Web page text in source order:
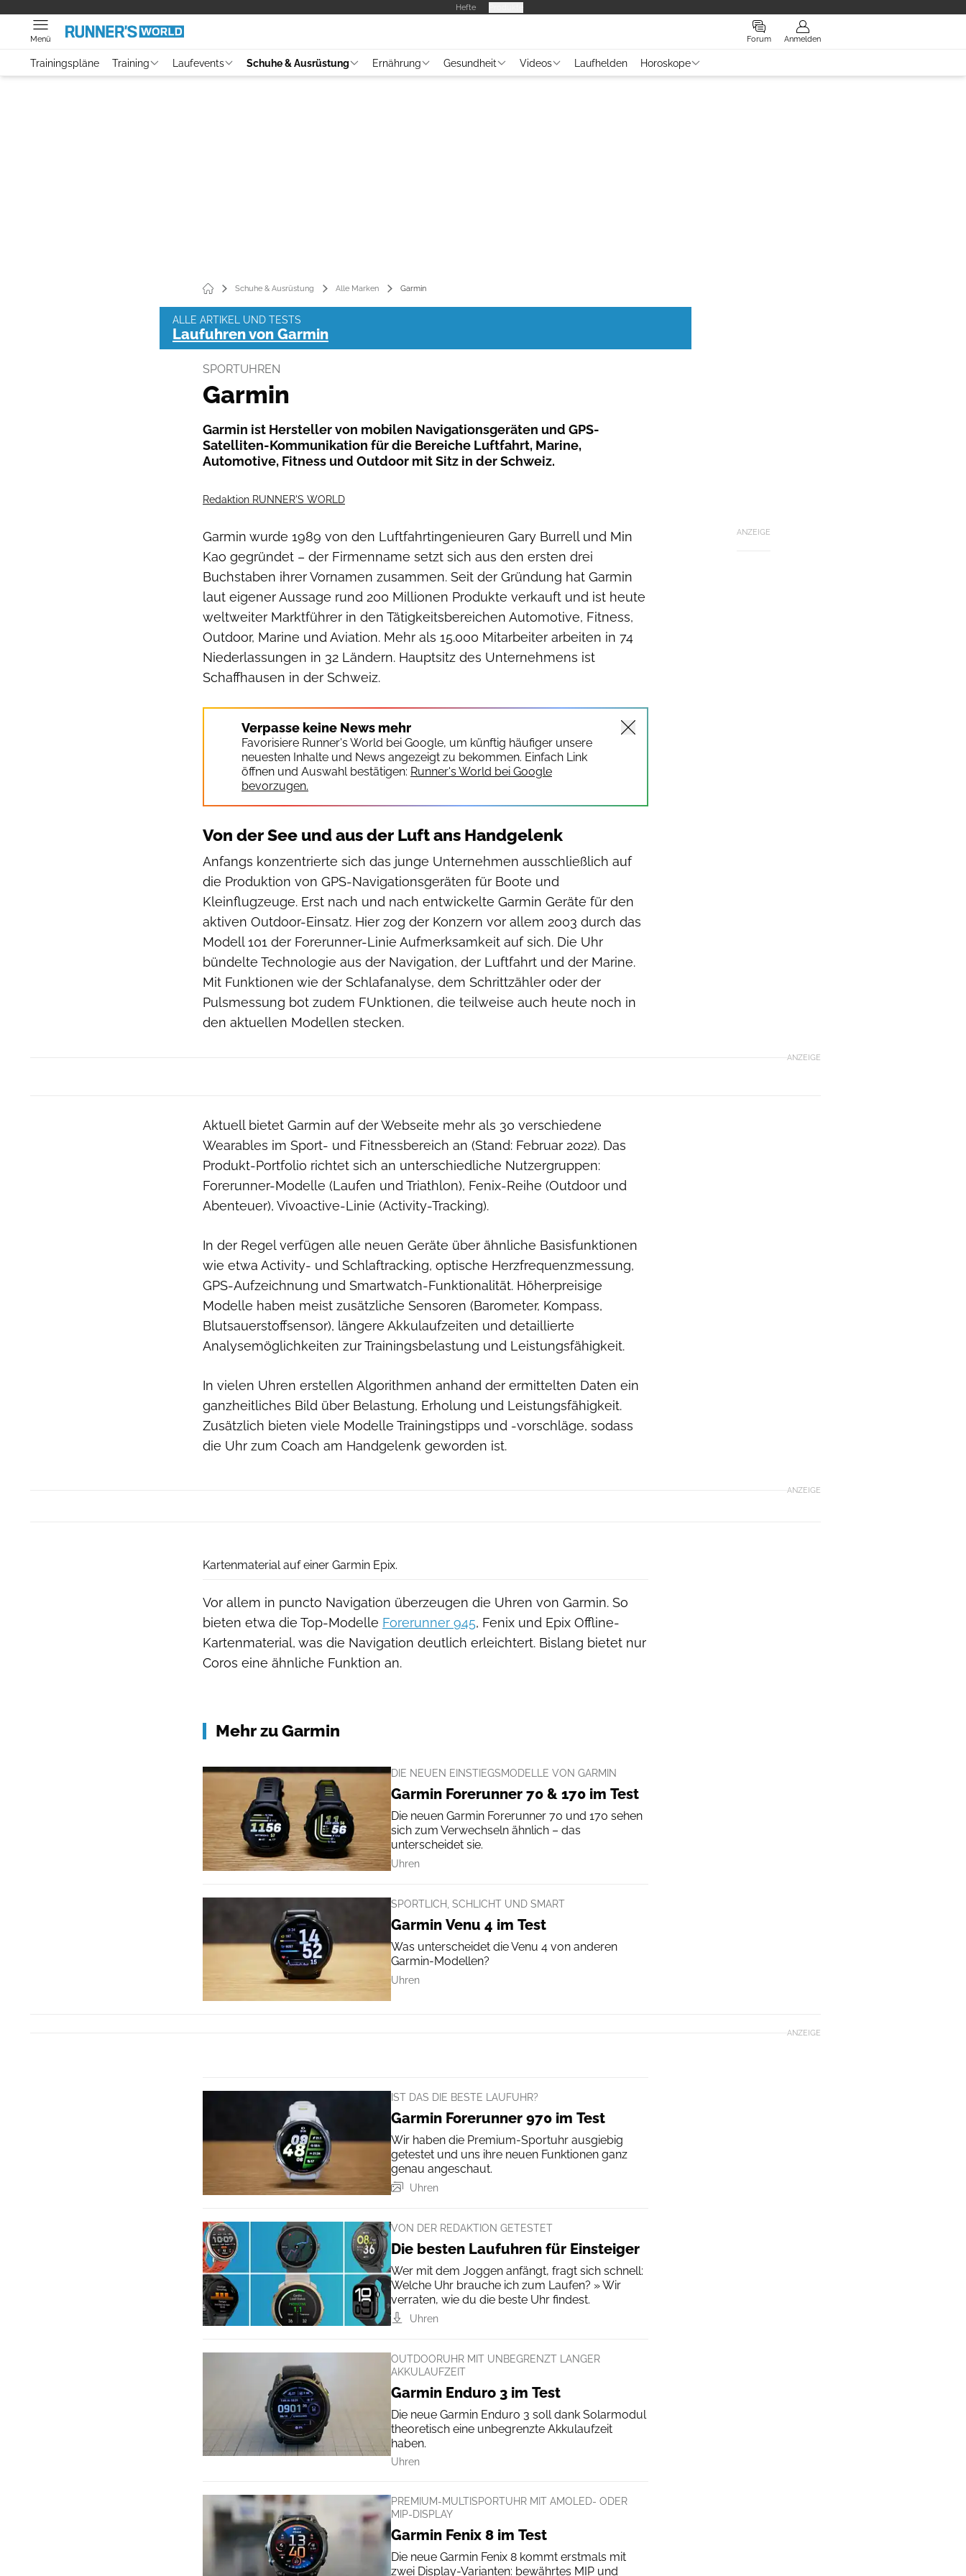
Hefte
Forum Anmelden
Menü
Trainingspläne Training Laufevents Schuhe & Ausrüstung Ernährung Gesundheit Videos Laufhelden Horoskope
Schuhe & Ausrüstung Alle Marken Garmin
ALLE ARTIKEL UND TESTS
Laufuhren von Garmin
SPORTUHREN
Garmin
Garmin ist Hersteller von mobilen Navigationsgeräten und GPS-
Satelliten-Kommunikation für die Bereiche Luftfahrt, Marine,
Automotive, Fitness und Outdoor mit Sitz in der Schweiz.
Redaktion RUNNER'S WORLD
ANZEIGE
Garmin wurde 1989 von den Luftfahrtingenieuren Gary Burrell und Min
Kao gegründet – der Firmenname setzt sich aus den ersten drei
Buchstaben ihrer Vornamen zusammen. Seit der Gründung hat Garmin
laut eigener Aussage rund 200 Millionen Produkte verkauft und ist heute
weltweiter Marktführer in den Tätigkeitsbereichen Automotive, Fitness,
Outdoor, Marine und Aviation. Mehr als 15.000 Mitarbeiter arbeiten in 74
Niederlassungen in 32 Ländern. Hauptsitz des Unternehmens ist
Schaffhausen in der Schweiz.
Verpasse keine News mehr
Favorisiere Runner's World bei Google, um künftig häufiger unsere
neuesten Inhalte und News angezeigt zu bekommen. Einfach Link
öffnen und Auswahl bestätigen: Runner's World bei Google
bevorzugen.
Von der See und aus der Luft ans Handgelenk
Anfangs konzentrierte sich das junge Unternehmen ausschließlich auf
die Produktion von GPS-Navigationsgeräten für Boote und
Kleinflugzeuge. Erst nach und nach entwickelte Garmin Geräte für den
aktiven Outdoor-Einsatz. Hier zog der Konzern vor allem 2003 durch das
Modell 101 der Forerunner-Linie Aufmerksamkeit auf sich. Die Uhr
bündelte Technologie aus der Navigation, der Luftfahrt und der Marine.
Mit Funktionen wie der Schlafanalyse, dem Schrittzähler oder der
Pulsmessung bot zudem FUnktionen, die teilweise auch heute noch in
den aktuellen Modellen stecken.
ANZEIGE
Aktuell bietet Garmin auf der Webseite mehr als 30 verschiedene
Wearables im Sport- und Fitnessbereich an (Stand: Februar 2022). Das
Produkt-Portfolio richtet sich an unterschiedliche Nutzergruppen:
Forerunner-Modelle (Laufen und Triathlon), Fenix-Reihe (Outdoor und
Abenteuer), Vivoactive-Linie (Activity-Tracking).
In der Regel verfügen alle neuen Geräte über ähnliche Basisfunktionen
wie etwa Activity- und Schlaftracking, optische Herzfrequenzmessung,
GPS-Aufzeichnung und Smartwatch-Funktionalität. Höherpreisige
Modelle haben meist zusätzliche Sensoren (Barometer, Kompass,
Blutsauerstoffsensor), längere Akkulaufzeiten und detaillierte
Analysemöglichkeiten zur Trainingsbelastung und Leistungsfähigkeit.
In vielen Uhren erstellen Algorithmen anhand der ermittelten Daten ein
ganzheitliches Bild über Belastung, Erholung und Leistungsfähigkeit.
Zusätzlich bieten viele Modelle Trainingstipps und -vorschläge, sodass
die Uhr zum Coach am Handgelenk geworden ist.
ANZEIGE
Kartenmaterial auf einer Garmin Epix.
Vor allem in puncto Navigation überzeugen die Uhren von Garmin. So
bieten etwa die Top-Modelle Forerunner 945, Fenix und Epix Offline-
Kartenmaterial, was die Navigation deutlich erleichtert. Bislang bietet nur
Coros eine ähnliche Funktion an.
Mehr zu Garmin
DIE NEUEN EINSTIEGSMODELLE VON GARMIN
Garmin Forerunner 70 & 170 im Test
Die neuen Garmin Forerunner 70 und 170 sehen
sich zum Verwechseln ähnlich – das
unterscheidet sie.
Uhren
SPORTLICH, SCHLICHT UND SMART
Garmin Venu 4 im Test
Was unterscheidet die Venu 4 von anderen
Garmin-Modellen?
Uhren
ANZEIGE
IST DAS DIE BESTE LAUFUHR?
Garmin Forerunner 970 im Test
Wir haben die Premium-Sportuhr ausgiebig
getestet und uns ihre neuen Funktionen ganz
genau angeschaut.
Uhren
VON DER REDAKTION GETESTET
Die besten Laufuhren für Einsteiger
Wer mit dem Joggen anfängt, fragt sich schnell:
Welche Uhr brauche ich zum Laufen? » Wir
verraten, wie du die beste Uhr findest.
Uhren
OUTDOORUHR MIT UNBEGRENZT LANGER
AKKULAUFZEIT
Garmin Enduro 3 im Test
Die neue Garmin Enduro 3 soll dank Solarmodul
theoretisch eine unbegrenzte Akkulaufzeit
haben.
Uhren
PREMIUM-MULTISPORTUHR MIT AMOLED- ODER
MIP-DISPLAY
Garmin Fenix 8 im Test
Die neue Garmin Fenix 8 kommt erstmals mit
zwei Display-Varianten: bewährtes MIP und